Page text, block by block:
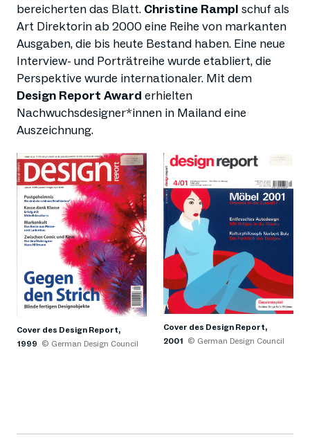
bereicherten das Blatt. Christine Rampl schuf als
Art Direktorin ab 2000 eine Reihe von markanten
Ausgaben, die bis heute Bestand haben. Eine neue
Interview- und Porträtreihe wurde etabliert, die
Perspektive wurde internationaler. Mit dem
Design Report Award erhielten
Nachwuchsdesigner*innen in Mailand eine
Auszeichnung.
Cover des Design Report,
1999 © German Design Council
Cover des Design Report,
2001 © German Design Council